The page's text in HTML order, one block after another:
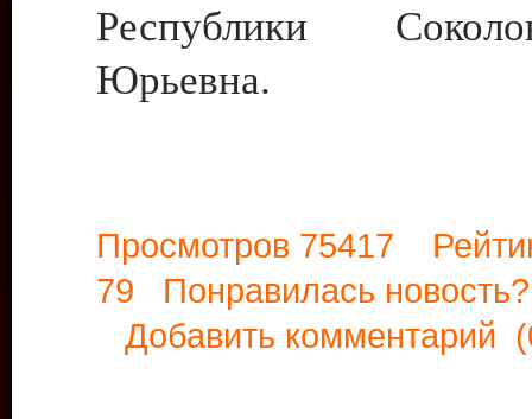
Республики
Юрьевна.
Просмотров 75417
79 Понравилась
Добавить комментарий